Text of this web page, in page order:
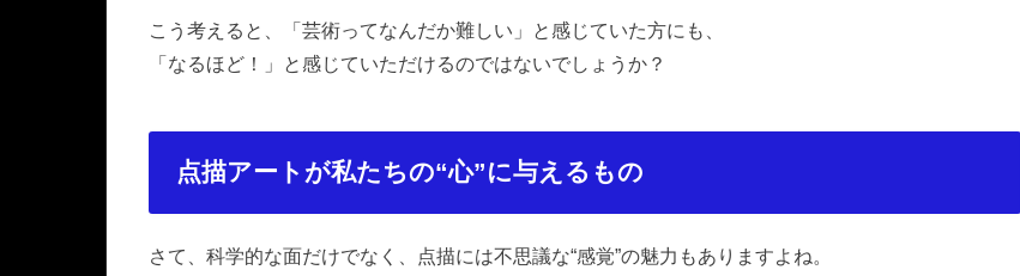
こう考えると、「芸術ってなんだか難しい」と感じていた方にも、
「なるほど！」と感じていただけるのではないでしょうか？
点描アートが私たちの“心”に与えるもの
さて、科学的な面だけでなく、点描には不思議な“感覚”の魅力もありますよね。